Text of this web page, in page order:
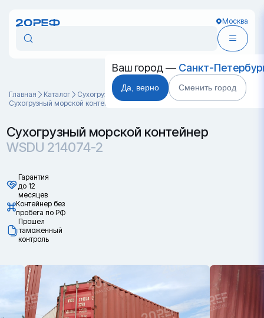
Москва
Ваш город — Санкт-
Да, верно Сменить город
Главная Каталог
Cухогрузные морские контейнеры
Сухогрузный морской контейнер WSDU 214074-2
Сухогрузный морской контейнер
WSDU 214074-2
Гарантия
до 12
месяцев
Контейнер без
пробега по РФ
Прошел
таможенный
контроль